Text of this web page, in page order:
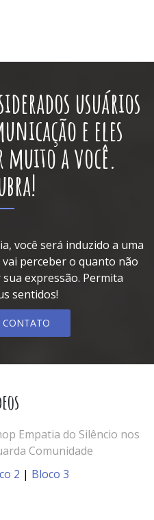
usuários
e eles
a você.
você será induzido a uma
perceber o quanto não
expressão. Permita
sentidos!
CONTATO
Empatia do Silêncio nos
Comunidade
2 | Bloco 3